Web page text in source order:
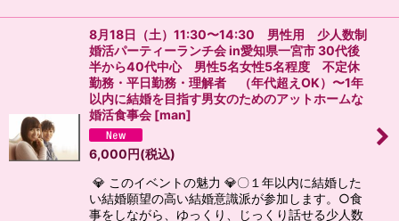
8月18日（土）11:30〜14:30 男性用 少人数制
婚活パーティーランチ会 in愛知県一宮市 30代後
半から40代中心 男性5名女性5名程度 不定休
勤務・平日勤務・理解者 （年代超えOK）〜1年
以内に結婚を目指す男女のためのアットホームな
婚活食事会 [man]
6,000円(税込)
💎 このイベントの魅力 💎〇１年以内に結婚した
い結婚願望の高い結婚意識派が参加します。○食
事をしながら、ゆっくり、じっくり話せる少人数